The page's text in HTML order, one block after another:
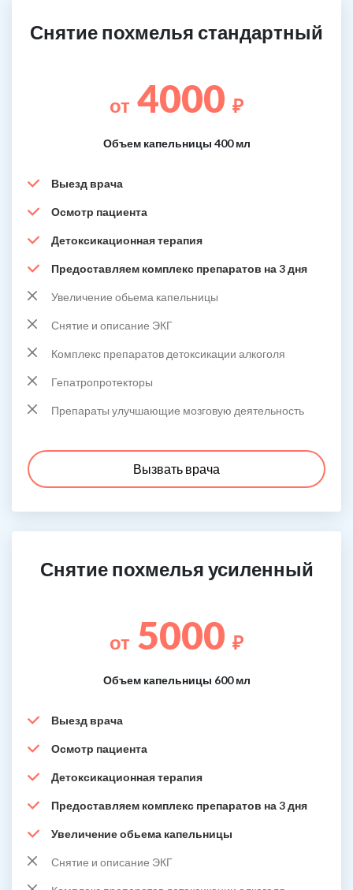
Снятие похмелья стандартный
от 4000 ₽
Объем капельницы 400 мл
Выезд врача
Осмотр пациента
Детоксикационная терапия
Предоставляем комплекс препаратов на 3 дня
Увеличение обьема капельницы
Снятие и описание ЭКГ
Комплекс препаратов детоксикации алкоголя
Гепатропротекторы
Препараты улучшающие мозговую деятельность
Вызвать врача
Снятие похмелья усиленный
от 5000 ₽
Объем капельницы 600 мл
Выезд врача
Осмотр пациента
Детоксикационная терапия
Предоставляем комплекс препаратов на 3 дня
Увеличение обьема капельницы
Снятие и описание ЭКГ